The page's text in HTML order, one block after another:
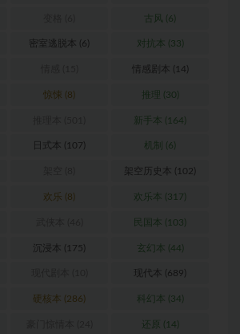
古风 (6)
密室逃脱本 (6) 对抗本 (33)
情感剧本 (14)
惊悚 (8) 推理 (30)
新手本 (164)
日式本 (107) 机制 (6)
架空历史本 (102)
欢乐 (8) 欢乐本 (317)
民国本 (103)
沉浸本 (175) 玄幻本 (44)
现代本 (689)
硬核本 (286) 科幻本 (34)
还原 (14)